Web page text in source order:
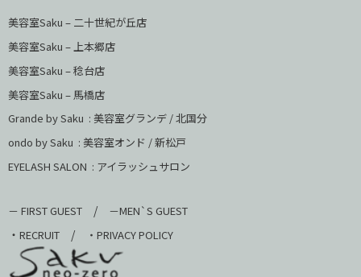
美容室Saku – 二十世紀が丘店
美容室Saku – 上本郷店
美容室Saku –稔台店
美容室Saku – 馬橋店
Grande by Saku : 美容室グランデ / 北国分
ondo by Saku : 美容室オンド / 新松戸
EYELASH SALON : アイラッシュサロン
－ FIRST GUEST / －MEN`S GUEST
・ RECRUIT / ・PRIVACY POLICY